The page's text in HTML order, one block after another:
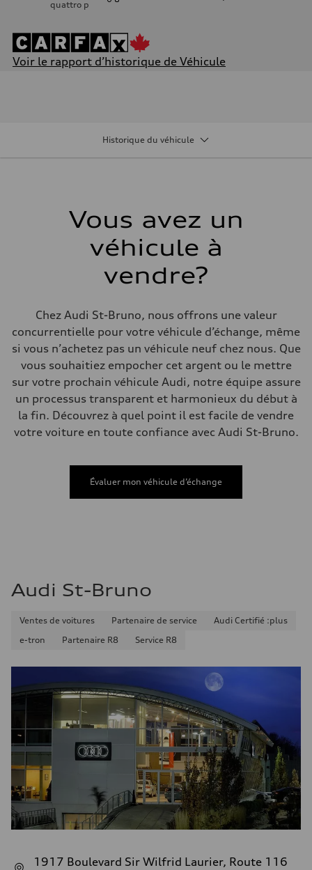
quattro p
Voir le rapport d’historique de Véhicule
8-speed tiptronic
5-link Suspension, Aluminum wishbones, Subframe and Tubular
Independent suspension, five-link axle with tie rod, flexibly
Système de freinage
Direction
Direction
Electromechanical Steering with Speed-Sensitive Power Assistance
Poids
Poids à vide
—
Poids brut admissible
—
Volumes
Compartiment à bagages
—
Réservoir de carburant (approx.)
Vitesse de pointe
Accélération de 0 à 100 km/h
Consommation combinée
9.7 l/100 km
Historique du véhicule
Vous avez un
véhicule à
vendre?
Chez Audi St-Bruno, nous offrons une valeur
concurrentielle pour votre véhicule d’échange, même
si vous n’achetez pas un véhicule neuf chez nous. Que
vous souhaitiez empocher cet argent ou le mettre
sur votre prochain véhicule Audi, notre équipe assure
un processus transparent et harmonieux du début à
la fin. Découvrez à quel point il est facile de vendre
votre voiture en toute confiance avec Audi St-Bruno.
Évaluer mon véhicule d’échange
Audi St-Bruno
Ventes de voitures Partenaire de service
Audi Certifié :plus
e-tron
Partenaire R8 Service R8
1917 Boulevard Sir Wilfrid Laurier, Route 116